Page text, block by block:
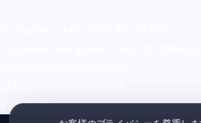
お問い合わせ